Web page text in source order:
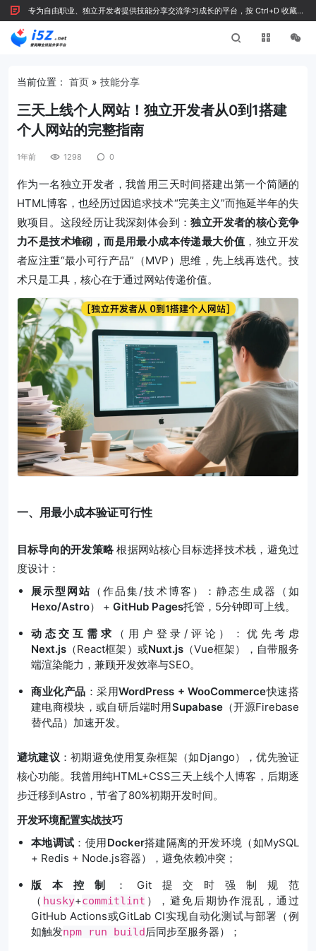
专为自由职业、独立开发者提供技能分享交流学习成长的平台，按 Ctrl+D 收藏我
们
当前位置： 首页 » 技能分享
三天上线个人网站！独立开发者从0到1搭建
个人网站的完整指南
1年前 1298 0
作为一名独立开发者，我曾用三天时间搭建出第一个简陋的
HTML博客，也经历过因追求技术“完美主义”而拖延半年的失
败项目。这段经历让我深刻体会到：独立开发者的核心竞争
力不是技术堆砌，而是用最小成本传递最大价值 ，独立开发
者应注重“最小可行产品”（MVP）思维，先上线再迭代。技
术只是工具，核心在于通过网站传递价值。
一、用最小成本验证可行性
目标导向的开发策略 根据网站核心目标选择技术栈，避免过
度设计：
展示型网站 （作品集/技术博客）：静态生成器（如
Hexo/Astro） + GitHub Pages托管，5分钟即可上线。
动态交互需求
（用户登录/评论）：优先考虑
Next.js （React框架）或Nuxt.js（Vue框架），自带服务
端渲染能力，兼顾开发效率与SEO。
商业化产品 ：采用WordPress + WooCommerce快速搭
建电商模块，或自研后端时用Supabase（开源Firebase
替代品）加速开发。
避坑建议 ：初期避免使用复杂框架（如Django），优先验证
核心功能。我曾用纯HTML+CSS三天上线个人博客，后期逐
步迁移到Astro，节省了80%初期开发时间。
开发环境配置实战技巧
本地调试 ：使用Docker搭建隔离的开发环境（如MySQL
+ Redis + Node.js容器），避免依赖冲突；
版本控制
：Git提交时强制规范
（ husky+commitlint ），避免后期协作混乱，通过
GitHub Actions或GitLab CI实现自动化测试与部署（例
如触发npm run build后同步至服务器）；